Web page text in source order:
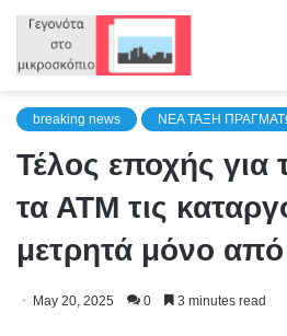
breaking news NEA TAΞΗ
Τέλος εποχής για
τα ΑΤΜ τις
μετρητά μόνο από
May 20, 2025 0 3 minutes read